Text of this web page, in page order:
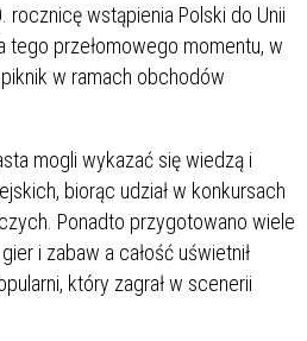
wstąpienia Polski do Unii
tego przełomowego momentu, w
w ramach obchodów
mogli wykazać się wiedzą i
biorąc udział w konkursach
Ponadto przygotowano wiele
i zabaw a całość uświetnił
który zagrał w scenerii